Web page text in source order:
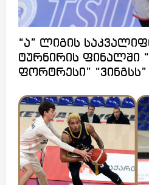
“ა” ლიგის
ტურნირის ფინალში
ფორტრესი” “ვინგსს”